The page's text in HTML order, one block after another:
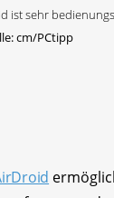
ist sehr
cm/PCtipp